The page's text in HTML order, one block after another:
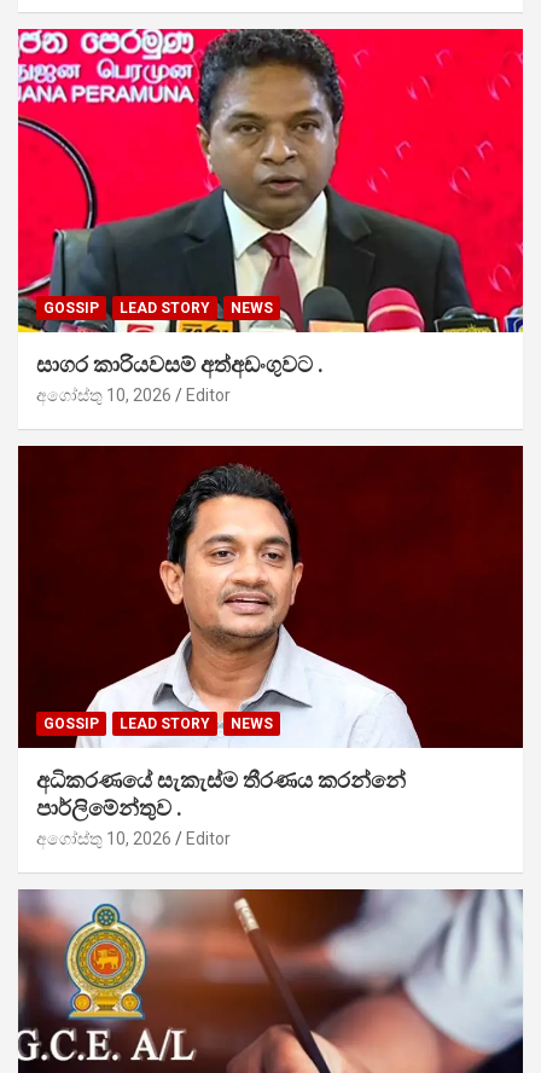
GOSSIP LEAD STORY NEWS
සාගර කාරියවසම් අත්අඩංගුවට .
අගෝස්තු 10, 2026 Editor
GOSSIP LEAD STORY NEWS
අධිකරණයේ සැකැස්ම තීරණය කරන්නේ
පාර්ලිමේන්තුව .
අගෝස්තු 10, 2026 Editor